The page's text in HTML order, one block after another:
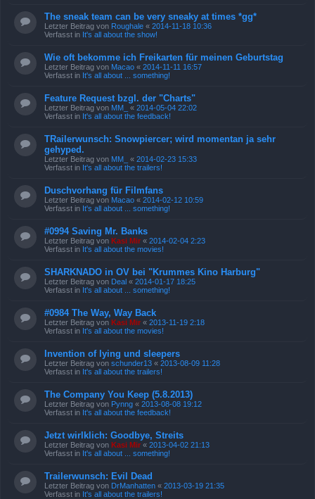
The sneak team can be very sneaky at times *gg*
Letzter Beitrag von Roughale « 2014-11-18 10:36
Verfasst in It's all about the show!
Wie oft bekomme ich Freikarten für meinen Geburtstag
Letzter Beitrag von Macao « 2014-11-11 16:57
Verfasst in It's all about ... something!
Feature Request bzgl. der "Charts"
Letzter Beitrag von MM_ « 2014-05-04 22:02
Verfasst in It's all about the feedback!
TRailerwunsch: Snowpiercer; wird momentan ja sehr
gehyped.
Letzter Beitrag von MM_ « 2014-02-23 15:33
Verfasst in It's all about the trailers!
Duschvorhang für Filmfans
Letzter Beitrag von Macao « 2014-02-12 10:59
Verfasst in It's all about ... something!
#0994 Saving Mr. Banks
Letzter Beitrag von Kasi Mir « 2014-02-04 2:23
Verfasst in It's all about the movies!
SHARKNADO in OV bei "Krummes Kino Harburg"
Letzter Beitrag von Deal « 2014-01-17 18:25
Verfasst in It's all about ... something!
#0984 The Way, Way Back
Letzter Beitrag von Kasi Mir « 2013-11-19 2:18
Verfasst in It's all about the movies!
Invention of lying und sleepers
Letzter Beitrag von schunder13 « 2013-08-09 11:28
Verfasst in It's all about the trailers!
The Company You Keep (5.8.2013)
Letzter Beitrag von Pynng « 2013-08-08 19:12
Verfasst in It's all about the feedback!
Jetzt wirlklich: Goodbye, Streits
Letzter Beitrag von Kasi Mir « 2013-04-02 21:13
Verfasst in It's all about ... something!
Trailerwunsch: Evil Dead
Letzter Beitrag von DrManhatten « 2013-03-19 21:35
Verfasst in It's all about the trailers!